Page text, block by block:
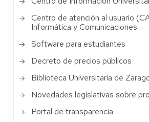
Centro de atención al usuario
Informática y Comunicaciones
Software para estudiantes
Decreto de precios públicos
Biblioteca Universitaria de
Novedades legislativas sobre
Portal de transparencia